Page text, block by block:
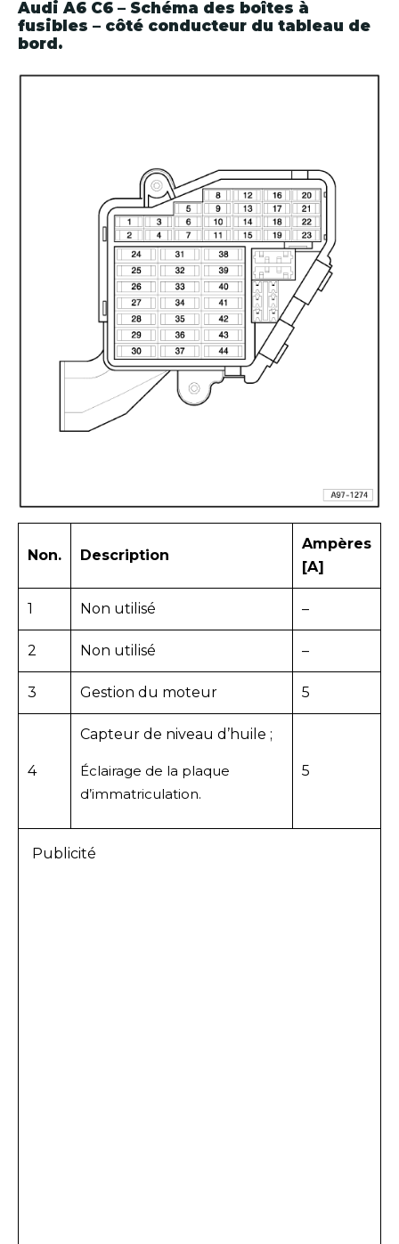
Audi A6 C6 – Schéma des boîtes à
fusibles – côté conducteur du tableau de
bord.
Non. Description
Ampères
[A]
1 Non utilisé –
2 Non utilisé –
3 Gestion du moteur 5
4
Capteur de niveau d’huile ;
Éclairage de la plaque
d’immatriculation.
5
Publicité